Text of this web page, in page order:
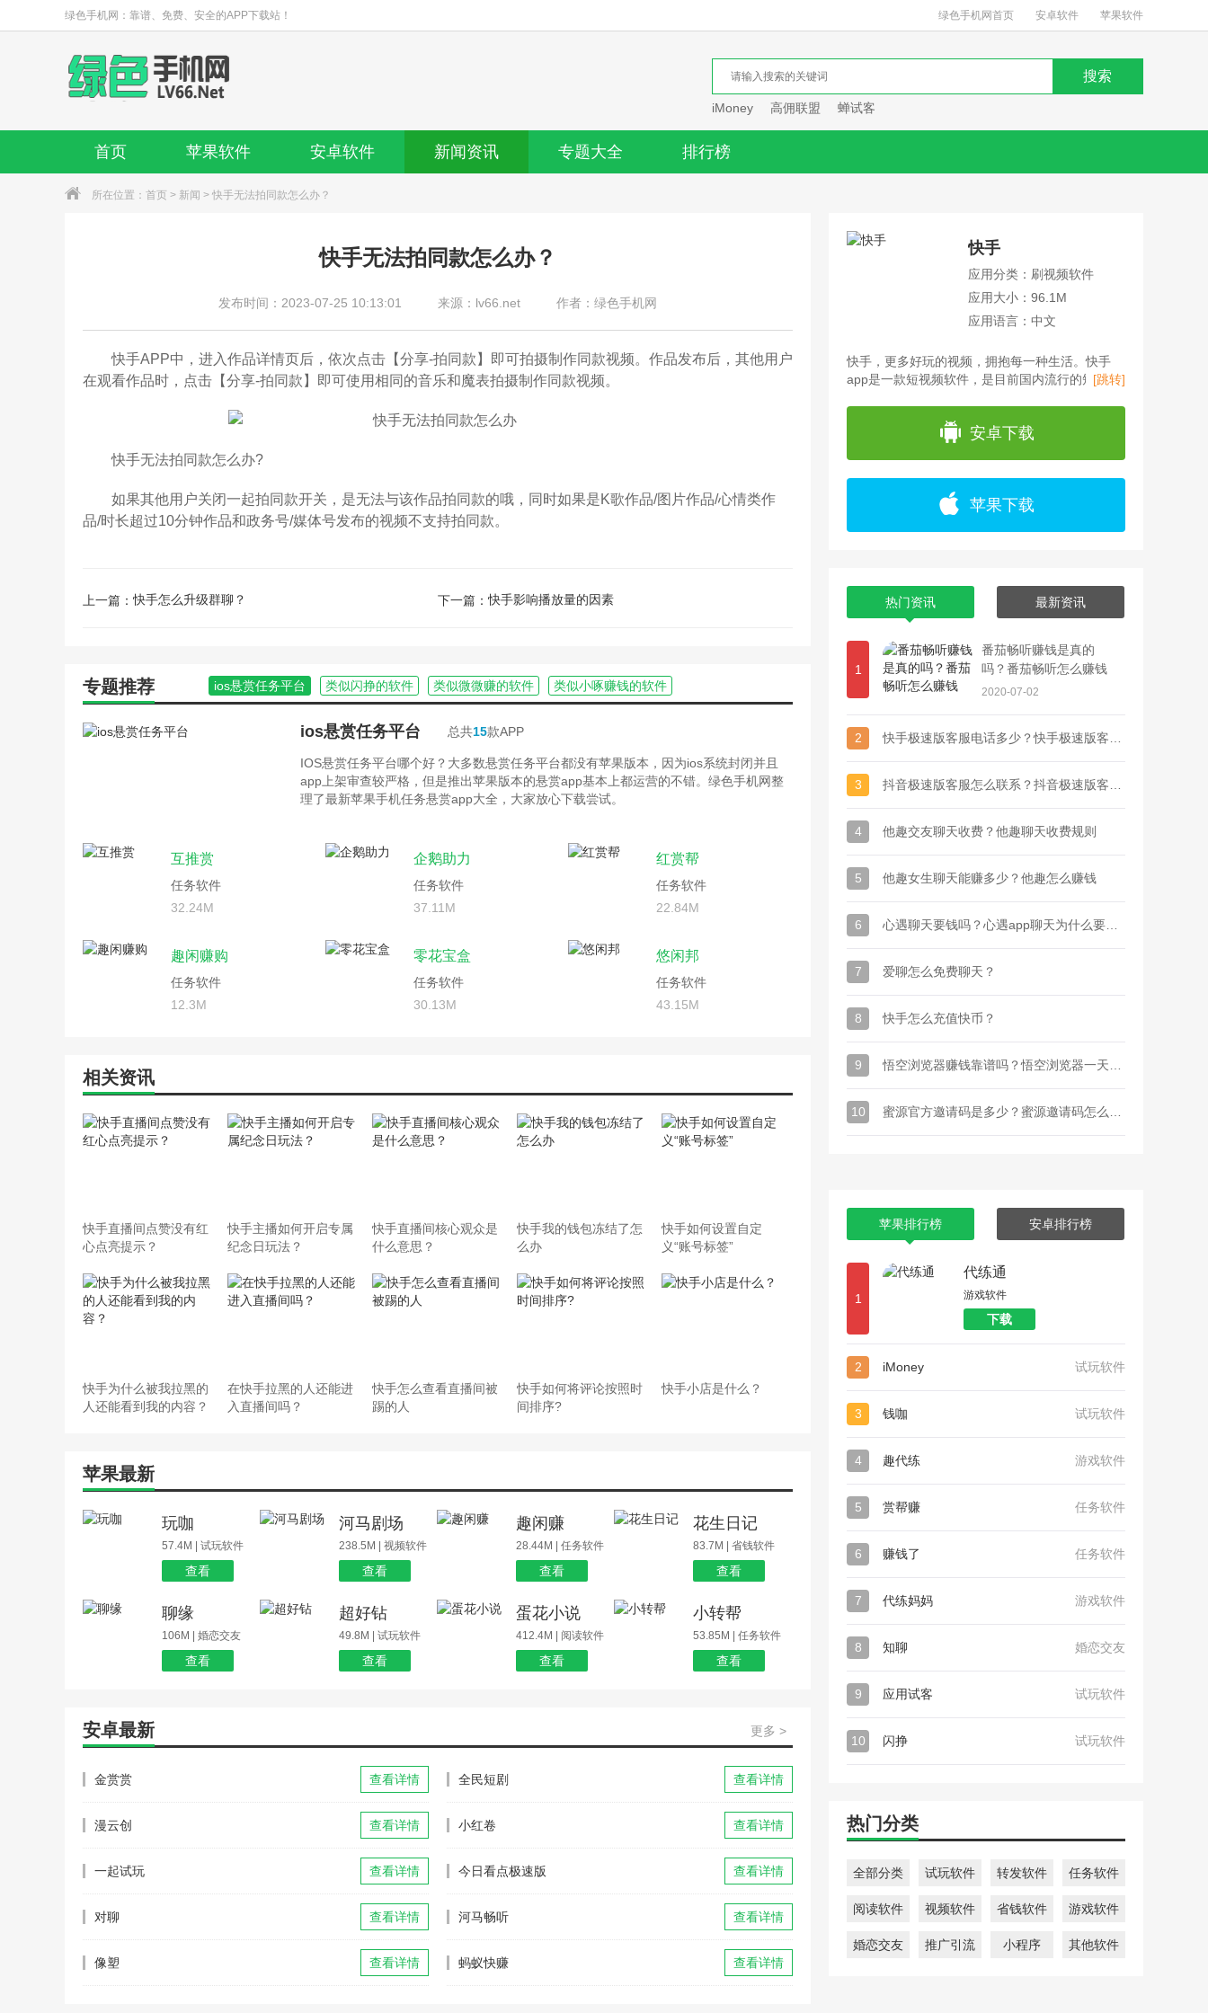
绿色手机网：靠谱、免费、安全的APP下载站！ 绿色手机网首页 安卓软件 苹果软件
iMoney 高佣联盟 蝉试客
首页 苹果软件 安卓软件 新闻资讯 专题大全 排行榜
所在位置： 首页 > 新闻 > 快手无法拍同款怎么办？
快手无法拍同款怎么办？
发布时间：2023-07-25 10:13:01 来源：lv66.net 作者：绿色手机网
快手APP中，进入作品详情页后，依次点击【分享-拍同款】即可拍摄制作同款视频。作品发布后，其他用户
在观看作品时，点击【分享-拍同款】即可使用相同的音乐和魔表拍摄制作同款视频。
快手无法拍同款怎么办?
如果其他用户关闭一起拍同款开关，是无法与该作品拍同款的哦，同时如果是K歌作品/图片作品/心情类作
品/时长超过10分钟作品和政务号/媒体号发布的视频不支持拍同款。
上一篇： 快手怎么升级群聊？ 下一篇： 快手影响播放量的因素
专题推荐 ios悬赏任务平台 类似闪挣的软件 类似微微赚的软件 类似小啄赚钱的软件
ios悬赏任务平台 总共15款APP
IOS悬赏任务平台哪个好？大多数悬赏任务平台都没有苹果版本，因为ios系统封闭并且
app上架审查较严格，但是推出苹果版本的悬赏app基本上都运营的不错。绿色手机网整
理了最新苹果手机任务悬赏app大全，大家放心下载尝试。
互推赏
任务软件
32.24M
企鹅助力
任务软件
37.11M
红赏帮
任务软件
22.84M
趣闲赚购
任务软件
12.3M
零花宝盒
任务软件
30.13M
悠闲邦
任务软件
43.15M
相关资讯
快手直播间点赞没有红
心点亮提示？
快手主播如何开启专属
纪念日玩法？
快手直播间核心观众是
什么意思？
快手我的钱包冻结了怎
么办
快手如何设置自定
义“账号标签”
快手为什么被我拉黑的
人还能看到我的内容？
在快手拉黑的人还能进
入直播间吗？
快手怎么查看直播间被
踢的人
快手如何将评论按照时
间排序?
快手小店是什么？
苹果最新
玩咖
57.4M | 试玩软件
查看
河马剧场
238.5M | 视频软件
查看
趣闲赚
28.44M | 任务软件
查看
花生日记
83.7M | 省钱软件
查看
聊缘
106M | 婚恋交友
查看
超好钻
49.8M | 试玩软件
查看
蛋花小说
412.4M | 阅读软件
查看
小转帮
53.85M | 任务软件
查看
安卓最新 更多 >
金赏赏 查看详情 全民短剧 查看详情
漫云创 查看详情 小红卷 查看详情
一起试玩 查看详情 今日看点极速版 查看详情
对聊 查看详情 河马畅听 查看详情
像塑 查看详情 蚂蚁快赚 查看详情
快手
应用分类：刷视频软件
应用大小：96.1M
应用语言：中文
快手，更多好玩的视频，拥抱每一种生活。快手
app是一款短视频软件，是目前国内流行的短视频
[跳转]
安卓下载
苹果下载
热门资讯 最新资讯
1
番茄畅听赚钱是真的
吗？番茄畅听怎么赚钱
2020-07-02
2
3
4 他趣交友聊天收费？他趣聊天收费规则
5 他趣女生聊天能赚多少？他趣怎么赚钱
6
7 爱聊怎么免费聊天？
8 快手怎么充值快币？
9
10
苹果排行榜 安卓排行榜
1
代练通
游戏软件
下载
2 iMoney 试玩软件
3 钱咖 试玩软件
4 趣代练 游戏软件
5 赏帮赚 任务软件
6 赚钱了 任务软件
7 代练妈妈 游戏软件
8 知聊 婚恋交友
9 应用试客 试玩软件
10 闪挣 试玩软件
热门分类
全部分类 试玩软件 转发软件 任务软件
阅读软件 视频软件 省钱软件 游戏软件
婚恋交友 推广引流 小程序 其他软件